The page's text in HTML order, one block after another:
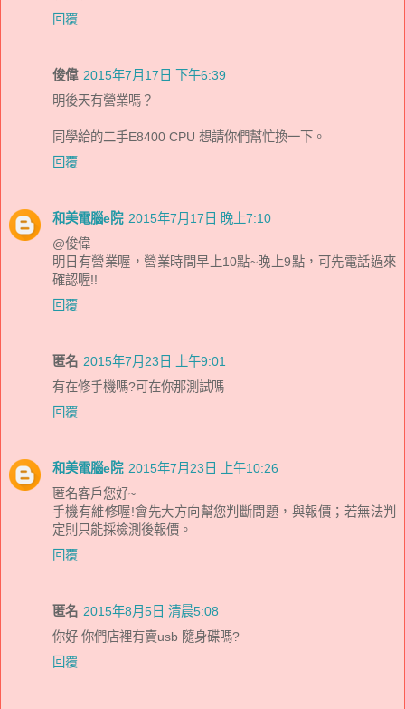
回覆
俊偉 2015年7月17日 下午6:39
明後天有營業嗎？
同學給的二手E8400 CPU 想請你們幫忙換一下。
回覆
和美電腦e院 2015年7月17日 晚上7:10
@俊偉
明日有營業喔，營業時間早上10點~晚上9點，可先電話過來
確認喔!!
回覆
匿名 2015年7月23日 上午9:01
有在修手機嗎?可在你那測試嗎
回覆
和美電腦e院 2015年7月23日 上午10:26
匿名客戶您好~
手機有維修喔!會先大方向幫您判斷問題，與報價；若無法判
定則只能採檢測後報價。
回覆
匿名 2015年8月5日 清晨5:08
你好 你們店裡有賣usb 隨身碟嗎?
回覆